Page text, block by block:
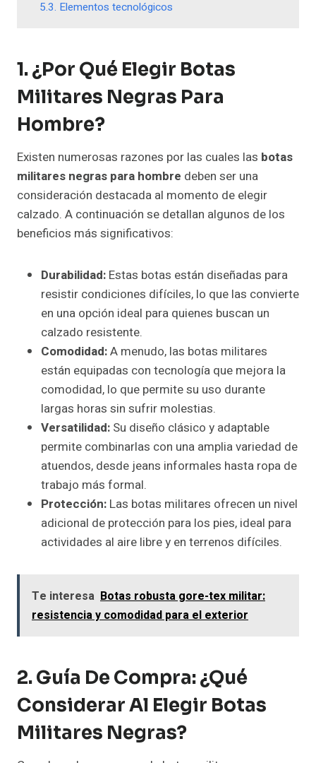
5.3. Elementos tecnológicos
1. ¿Por Qué Elegir Botas
Militares Negras Para
Hombre?
Existen numerosas razones por las cuales las botas
militares negras para hombre deben ser una
consideración destacada al momento de elegir
calzado. A continuación se detallan algunos de los
beneficios más significativos:
Durabilidad: Estas botas están diseñadas para
resistir condiciones difíciles, lo que las convierte
en una opción ideal para quienes buscan un
calzado resistente.
Comodidad:A menudo, las botas militares
están equipadas con tecnología que mejora la
comodidad, lo que permite su uso durante
largas horas sin sufrir molestias.
Versatilidad: Su diseño clásico y adaptable
permite combinarlas con una amplia variedad de
atuendos, desde jeans informales hasta ropa de
trabajo más formal.
Protección: Las botas militares ofrecen un nivel
adicional de protección para los pies, ideal para
actividades al aire libre y en terrenos difíciles.
Te interesa Botas robusta gore-tex militar:
resistencia y comodidad para el exterior
2. Guía De Compra: ¿Qué
Considerar Al Elegir Botas
Militares Negras?